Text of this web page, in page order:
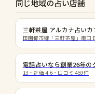
同じ地域の占い店舗
三軒茶屋 アルカナ占いカ
田園都市線「三軒茶屋」南口
電話占いなら創業26年
13 ・評価 4.6 ・口コミ 459件